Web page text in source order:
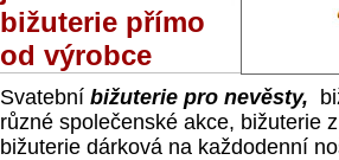
bižuterie přímo
od výrobce
Svatební bižuterie pro nevěsty,
různé společenské akce, bižuterie
bižuterie dárková na každodenní